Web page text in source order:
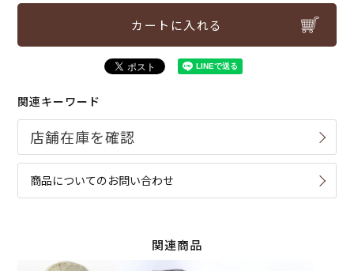
カートに入れる
関連キーワード
商品についてのお問い合わせ
関連商品